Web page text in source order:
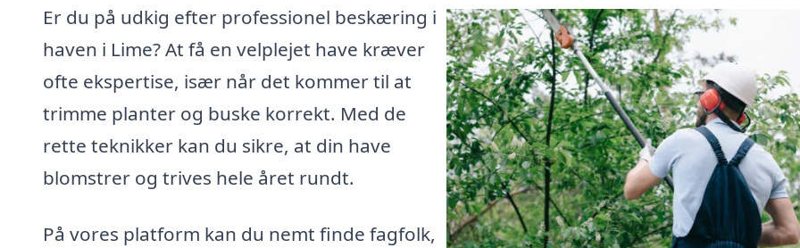
Er du på udkig efter professionel beskæring i
haven i Lime? At få en velplejet have kræver
ofte ekspertise, især når det kommer til at
trimme planter og buske korrekt. Med de
rette teknikker kan du sikre, at din have
blomstrer og trives hele året rundt.
På vores platform kan du nemt finde fagfolk,